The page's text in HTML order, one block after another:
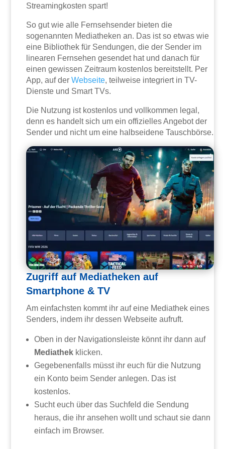
Streamingkosten spart!
So gut wie alle Fernsehsender bieten die
sogenannten Mediatheken an. Das ist so etwas wie
eine Bibliothek für Sendungen, die der Sender im
linearen Fernsehen gesendet hat und danach für
einen gewissen Zeitraum kostenlos bereitstellt. Per
App, auf derWebseite, teilweise integriert in TV-
Dienste und Smart TVs.
Die Nutzung ist kostenlos und vollkommen legal,
denn es handelt sich um ein offizielles Angebot der
Sender und nicht um eine halbseidene Tauschbörse.
Zugriff auf Mediatheken auf
Smartphone & TV
Am einfachsten kommt ihr auf eine Mediathek eines
Senders, indem ihr dessen Webseite aufruft.
Oben in der Navigationsleiste könnt ihr dann auf
Mediathek klicken.
Gegebenenfalls müsst ihr euch für die Nutzung
ein Konto beim Sender anlegen. Das ist
kostenlos.
Sucht euch über das Suchfeld die Sendung
heraus, die ihr ansehen wollt und schaut sie dann
einfach im Browser.